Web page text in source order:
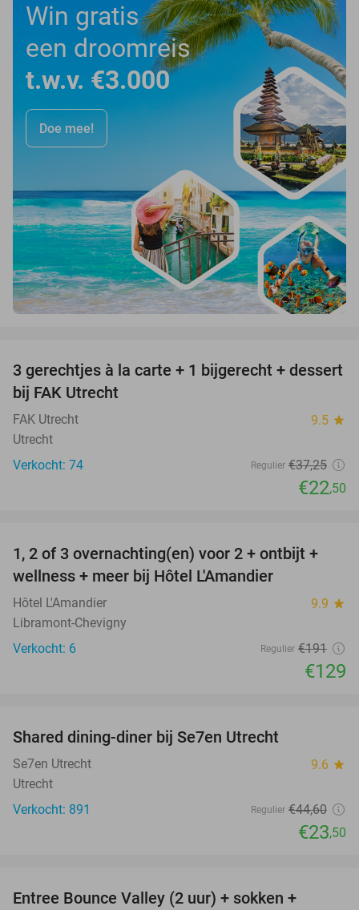
Win gratis
een droomreis
t.w.v. €3.000
Doe mee!
40%
3 gerechtjes à la carte + 1 bijgerecht + dessert
bij FAK Utrecht
FAK Utrecht 9.5 star
Utrecht
Verkocht: 74
Regulier €37,25
€22,50
32%
TODAY
1, 2 of 3 overnachting(en) voor 2 + ontbijt +
wellness + meer bij Hôtel L'Amandier
Hôtel L'Amandier 9.9 star
Libramont-Chevigny
Verkocht: 6
Regulier €191
€129
Shared dining-diner bij Se7en Utrecht
Se7en Utrecht 9.6 star
Utrecht
Verkocht: 891
Regulier €44,60
€23,50
Entree Bounce Valley (2 uur) + sokken +